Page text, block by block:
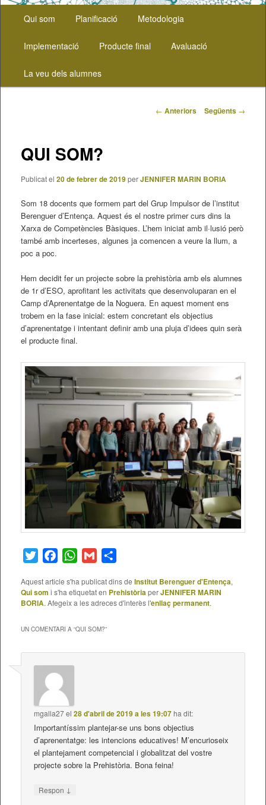
principal
Aneu
al
contingut
Qui som Planificació Metodologia
Implementació Producte final Avaluació
La veu dels alumnes
Navegació
← Anteriors Següents →
QUI SOM?
Publicat el 20 de febrer de 2019perJENNIFER MARIN BORIA
Som 18 docents que formem part del Grup Impulsor de l’institut
Berenguer d’Entença. Aquest és el nostre primer curs dins la
Xarxa de Competències Bàsiques. L’hem iniciat amb il·lusió però
també amb incerteses, algunes ja comencen a veure la llum, a
poc a poc.
Hem decidit fer un projecte sobre la prehistòria amb els alumnes
de 1r d’ESO, aprofitant les activitats que desenvoluparan en el
Camp d’Aprenentatge de la Noguera. En aquest moment ens
trobem en la fase inicial: estem concretant els objectius
d’aprenentatge i intentant definir amb una pluja d’idees quin serà
el producte final.
TwitterFacebookWhatsApp
Gmail
Aquest article s'ha publicat dins de Institut Berenguer d'Entença,
Qui som i s'ha etiquetat en PrehistòriaperJENNIFER MARIN
BORIA. Afegeix a les adreces d'interès l'enllaç permanent.
UN COMENTARI A “QUI SOM?”
mgalla27el28 d'abril de 2019 a les 19:07ha dit:
Importantíssim plantejar-se uns bons objectius
d’aprenentatge: les intencions educatives! M’encurioseix
el plantejament competencial i globalitzat del vostre
projecte sobre la Prehistòria. Bona feina!
Respon ↓